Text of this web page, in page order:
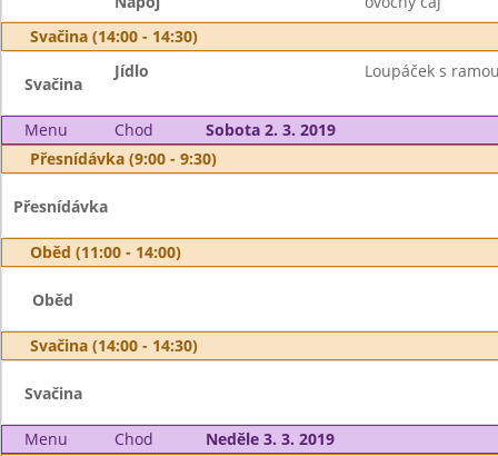
Svačina (14:00 - 14:30)
Svačina
Jídlo Loupáček s
Menu Chod
Sobota 2. 3. 2019
Přesnídávka (9:00 - 9:30)
Přesnídávka
Oběd (11:00 - 14:00)
Oběd
Svačina (14:00 - 14:30)
Svačina
Menu Chod
Neděle 3. 3. 2019